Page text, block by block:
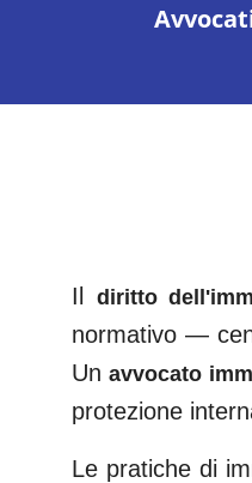
Il diritto
normativo —
Un avvocato
protezione
Le pratiche di